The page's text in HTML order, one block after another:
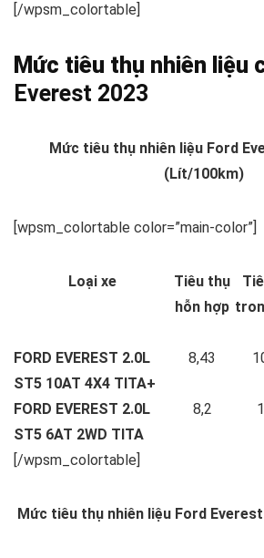
[/wpsm_colortable]
Mức tiêu thụ nhiên liệu
Everest 2023
Mức tiêu thụ nhiên liệu Ford
(Lít/100km)
[wpsm_colortable color=”main-color”]
Loại xe
Tiêu thụ
hỗn hợp
FORD EVEREST 2.0L
ST5 10AT 4X4 TITA+
8,43
FORD EVEREST 2.0L
ST5 6AT 2WD TITA
8,2
[/wpsm_colortable]
Mức tiêu thụ nhiên liệu Ford